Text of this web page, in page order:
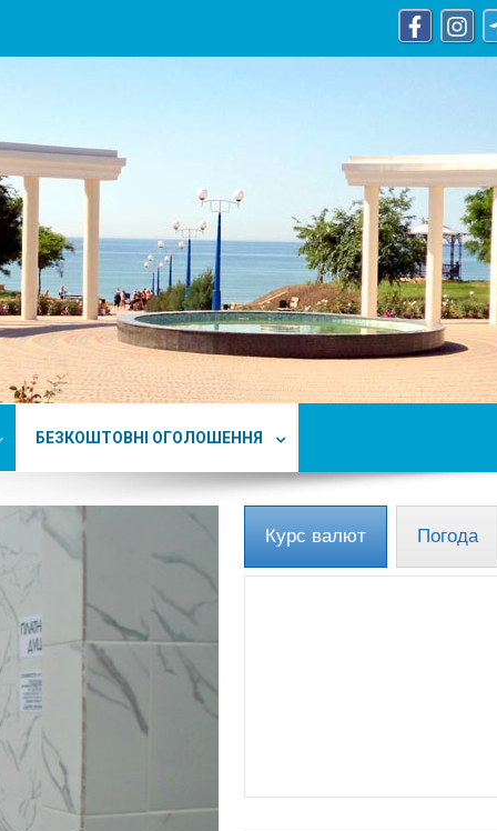
БЕЗКОШТОВНІ ОГОЛОШЕННЯ
Курс валют Погода